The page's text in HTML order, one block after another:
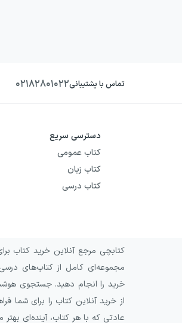
تماس با پشتیبانی۰۲۱۸۲۸۰۱۰۲۲
دسترسی سریع
کتاب عمومی
کتاب زبان
کتاب درسی
کتابچی مرجع آنلاین خرید کتاب
مجموعه‌ای کامل از کتاب‌های
خرید را انجام دهید. جستجوی
از خرید آنلاین کتاب را برای شما
عادتی که با هر کتاب، آینده‌ای بهتر